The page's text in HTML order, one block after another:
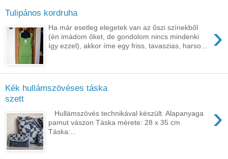
Tulipános kordruha
›
Ha már esetleg elegetek van az őszi színekből
(én imádom őket, de gondolom nincs mindenki
így ezzel), akkor íme egy friss, tavaszias, harso...
Kék hullámszövéses táska
szett
›
Hullámszövés technikával készült. Alapanyaga
pamut vászon Táska mérete: 28 x 35 cm
Táska:...